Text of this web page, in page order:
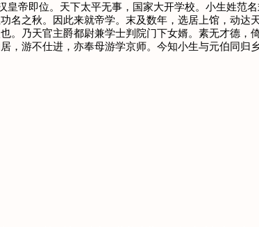
即位。天下太平无事，国家大开学校。小生姓范名
之秋。因此来就帝学。末及数年，选居上馆，动达
乃天官主爵都尉兼学士判院门下女婿。素无才德，
游不仕进，亦奉母游学京师。今知小生与元伯同归